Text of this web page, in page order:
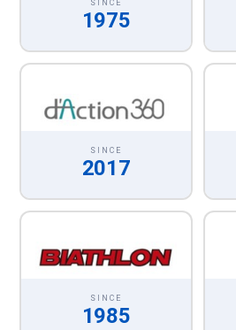
1975
SINCE
2017
SINCE
1985
SINCE